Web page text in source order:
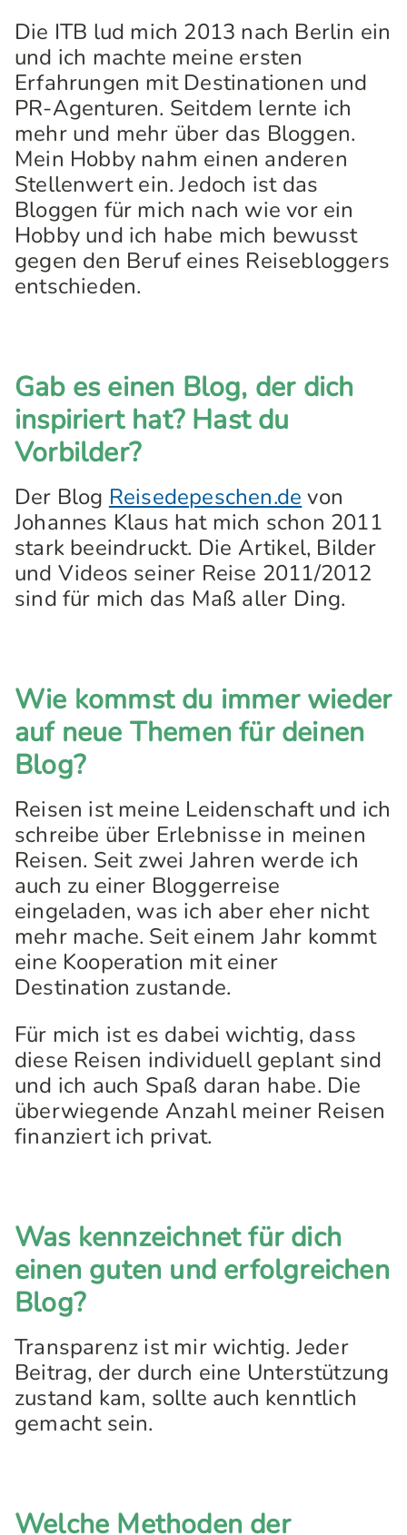
Die ITB lud mich 2013 nach Berlin ein
und ich machte meine ersten
Erfahrungen mit Destinationen und
PR-Agenturen. Seitdem lernte ich
mehr und mehr über das Bloggen.
Mein Hobby nahm einen anderen
Stellenwert ein. Jedoch ist das
Bloggen für mich nach wie vor ein
Hobby und ich habe mich bewusst
gegen den Beruf eines Reisebloggers
entschieden.
Gab es einen Blog, der dich
inspiriert hat? Hast du
Vorbilder?
Der Blog Reisedepeschen.de von
Johannes Klaus hat mich schon 2011
stark beeindruckt. Die Artikel, Bilder
und Videos seiner Reise 2011/2012
sind für mich das Maß aller Ding.
Wie kommst du immer wieder
auf neue Themen für deinen
Blog?
Reisen ist meine Leidenschaft und ich
schreibe über Erlebnisse in meinen
Reisen. Seit zwei Jahren werde ich
auch zu einer Bloggerreise
eingeladen, was ich aber eher nicht
mehr mache. Seit einem Jahr kommt
eine Kooperation mit einer
Destination zustande.
Für mich ist es dabei wichtig, dass
diese Reisen individuell geplant sind
und ich auch Spaß daran habe. Die
überwiegende Anzahl meiner Reisen
finanziert ich privat.
Was kennzeichnet für dich
einen guten und erfolgreichen
Blog?
Transparenz ist mir wichtig. Jeder
Beitrag, der durch eine Unterstützung
zustand kam, sollte auch kenntlich
gemacht sein.
Welche Methoden der